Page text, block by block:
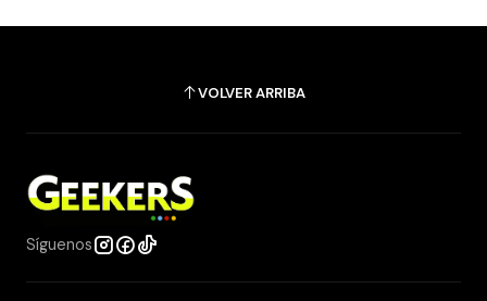
VOLVER ARRIBA
Síguenos